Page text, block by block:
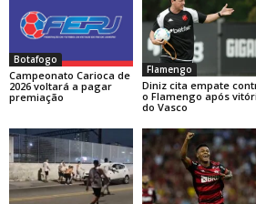
Botafogo
Campeonato Carioca de
2026 voltará a pagar
premiação
Flamengo
Diniz cita empate
o Flamengo após
do Vasco